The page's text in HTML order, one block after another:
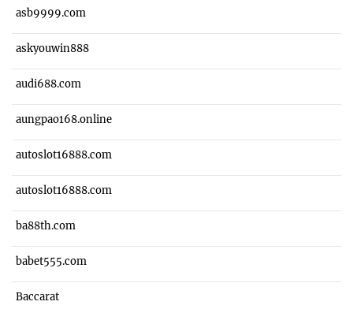
asb9999.com
askyouwin888
audi688.com
aungpao168.online
autoslot16888.com
autoslot16888.com
ba88th.com
babet555.com
Baccarat